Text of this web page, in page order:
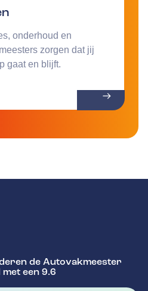
onderhoud en
zorgen dat jij
gaat en blijft.
de Autovakmeester
een 9.6